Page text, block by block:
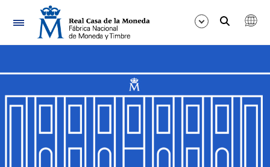
Nabigazioa
Erakutsi/Ezkutatu
Erakutsi/Ezkutatu